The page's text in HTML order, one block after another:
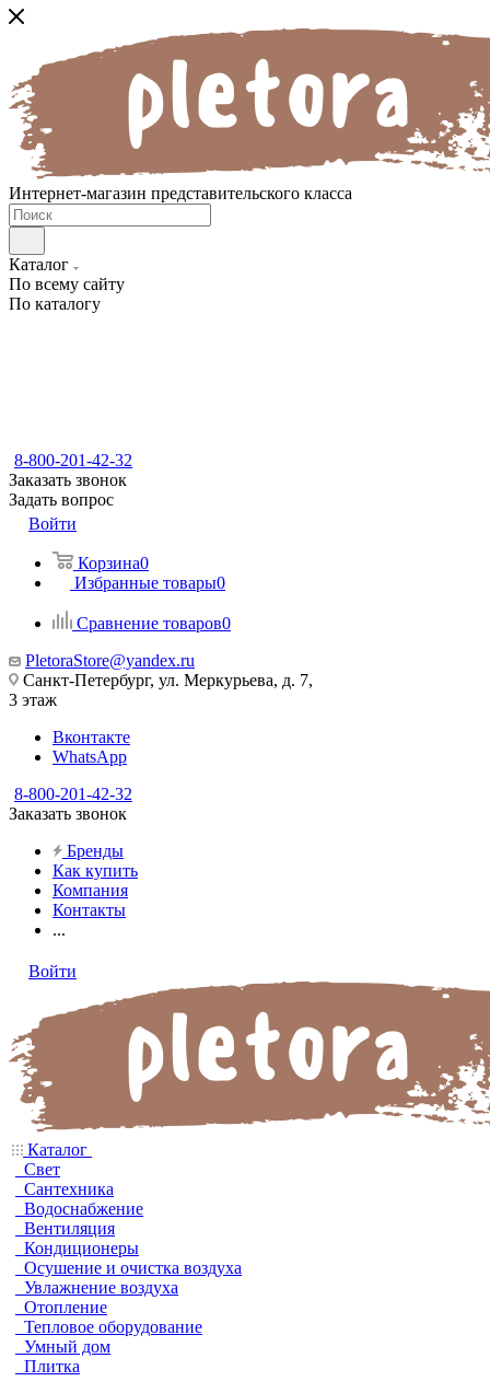
Интернет-магазин представительского класса
Каталог
По всему сайту
По каталогу
8-800-201-42-32
Заказать звонок
Задать вопрос
Войти
Корзина0
Избранные товары0
Сравнение товаров0
PletoraStore@yandex.ru
Санкт-Петербург, ул. Меркурьева, д. 7,
3 этаж
Вконтакте
WhatsApp
8-800-201-42-32
Заказать звонок
Бренды
Как купить
Компания
Контакты
...
Войти
Каталог
Свет
Сантехника
Водоснабжение
Вентиляция
Кондиционеры
Осушение и очистка воздуха
Увлажнение воздуха
Отопление
Тепловое оборудование
Умный дом
Плитка